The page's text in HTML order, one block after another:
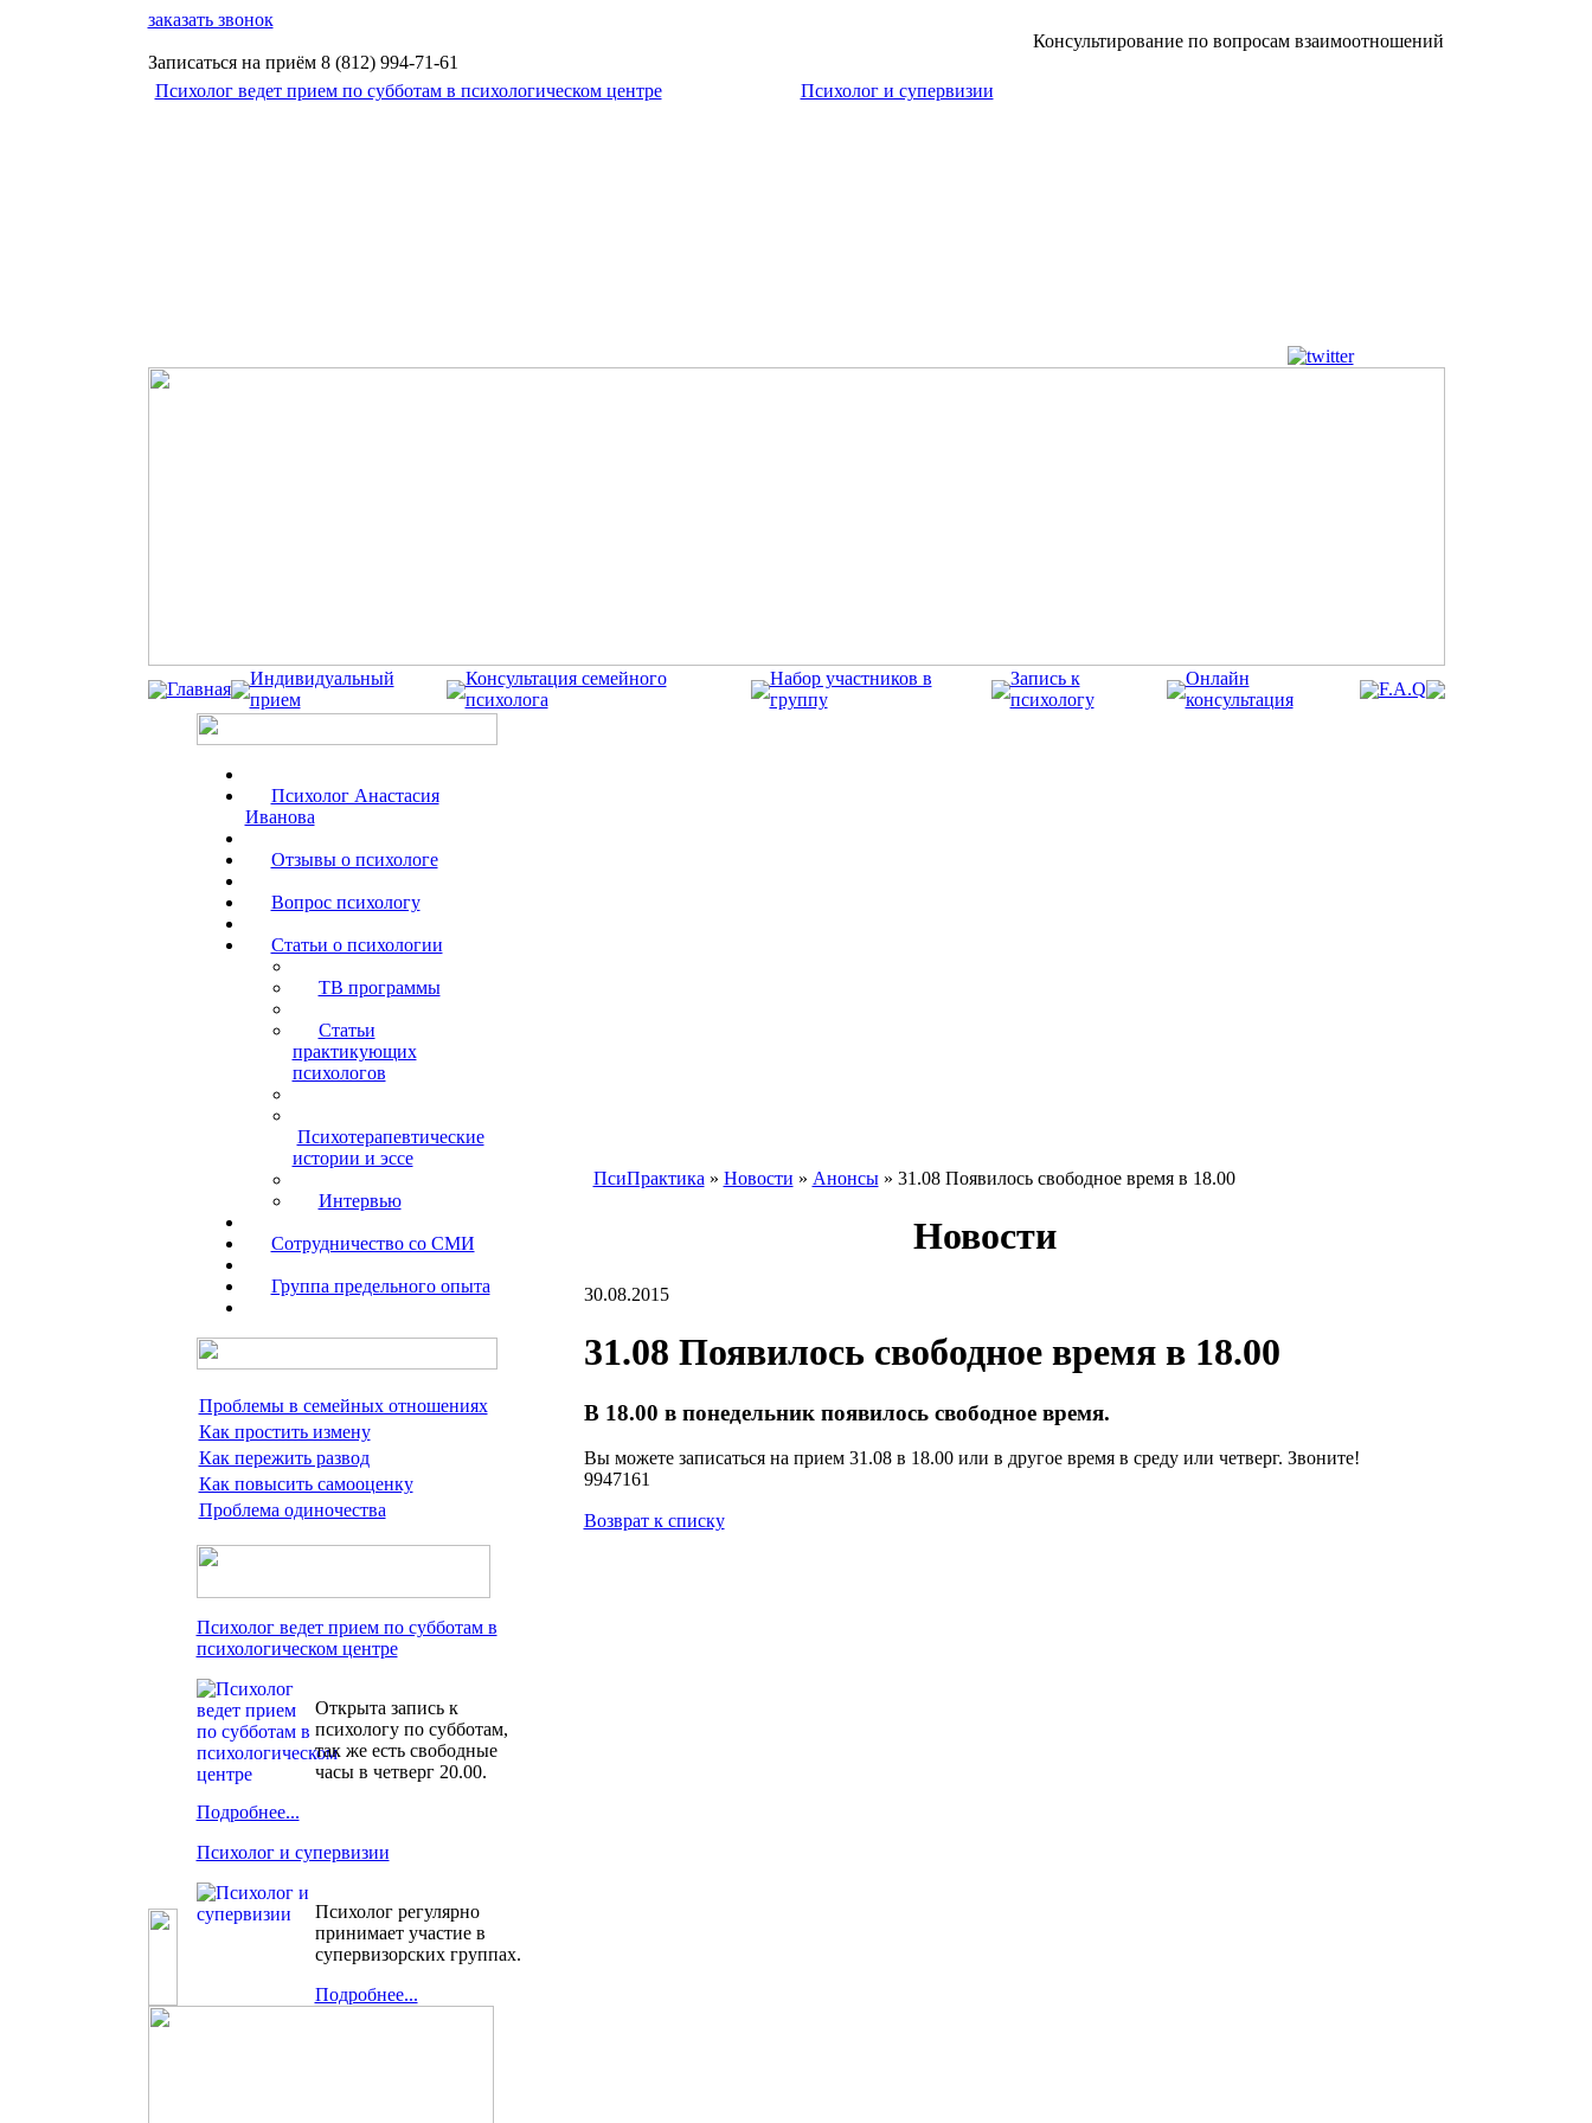
заказать звонок
Консультирование по вопросам взаимоотношений
Записаться на приём 8 (812)994-71-61
Психолог ведет прием по субботам в психологическом центре
Психолог и супервизии
Главная
Индивидуальный
прием
Консультация семейного
психолога
Набор участников в
группу
Запись к
психологу
Онлайн
консультация
F.A.Q
Психолог Анастасия
Иванова
Отзывы о психологе
Вопрос психологу
Статьи о психологии
ТВ программы
Статьи
практикующих
психологов
Психотерапевтические
истории и эссе
Интервью
Сотрудничество со СМИ
Группа предельного опыта
Проблемы в семейных отношениях
Как простить измену
Как пережить развод
Как повысить самооценку
Проблема одиночества
Психолог ведет прием по субботам в
психологическом центре
Открыта запись к
психологу по субботам,
так же есть свободные
часы в четверг 20.00.
Подробнее...
Психолог и супервизии
Психолог регулярно
принимает участие в
супервизорских группах.
Подробнее...
ПсиПрактика » Новости » Анонсы» 31.08 Появилось свободное время в 18.00
Новости
30.08.2015
31.08 Появилось свободное время в 18.00
В 18.00 в понедельник появилось свободное время.
Вы можете записаться на прием 31.08 в 18.00 или в другое время в среду или четверг. Звоните!
9947161
Возврат к списку